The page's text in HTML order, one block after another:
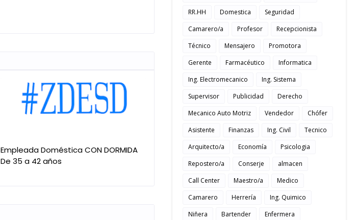
Empleada Doméstica CON DORMIDA
De 35 a 42 años
RR.HH
Domestica
Seguridad
Camarero/a
Profesor
Recepcionista
Técnico
Mensajero
Promotora
Gerente
Farmacéutico
Informatica
Ing. Electromecanico
Ing. Sistema
Supervisor
Publicidad
Derecho
Mecanico Auto Motriz
Vendedor
Chófer
Asistente
Finanzas Ing. Civil
Tecnico
Arquitecto/a
Economía
Psicologia
Repostero/a
Conserje
almacen
Call Center
Maestro/a
Medico
Camarero
Herrería
Ing. Quimico
Niñera
Bartender
Enfermera